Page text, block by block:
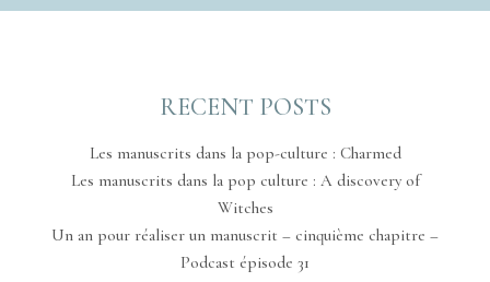
RECENT POSTS
Les manuscrits dans la pop-culture : Charmed
Les manuscrits dans la pop culture : A discovery of
Witches
Un an pour réaliser un manuscrit – cinquième chapitre –
Podcast épisode 31